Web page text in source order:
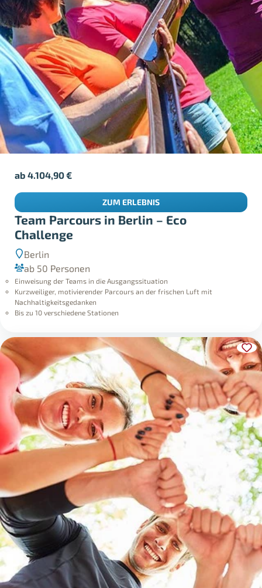
Team Parcours in Berlin – Eco
Challenge
Berlin
ab 50 Personen
Einweisung der Teams in die Ausgangssituation
Kurzweiliger, motivierender Parcours an der frischen Luft mit
Nachhaltigkeitsgedanken
Bis zu 10 verschiedene Stationen
ab4.104,90€
ZUM ERLEBNIS